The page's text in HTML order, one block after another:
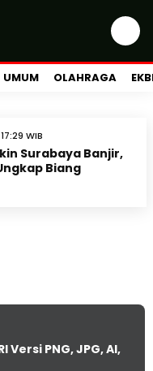
UMUM OLAHRAGA
WIB
Surabaya Banjir,
Biang
Versi PNG, JPG, AI,